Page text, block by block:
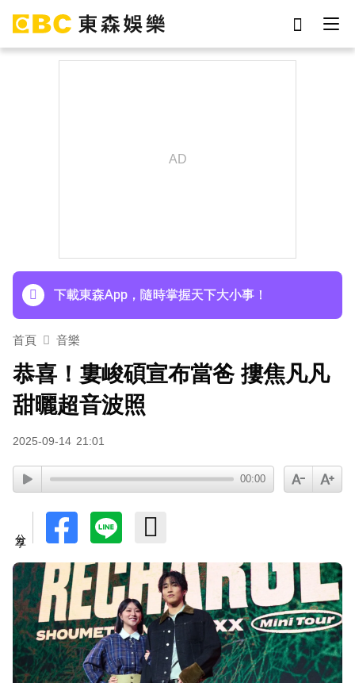
下載東森App，隨時掌握天下大小事！
埃及知名女星涉販毒！ 遭「判死刑」震撼社會
首頁 音樂
恭喜！婁峻碩宣布當爸 摟焦凡凡
甜曬超音波照
2025-09-14 21:01
00:00